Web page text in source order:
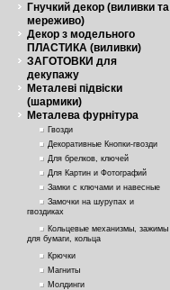
Гнучкий декор (виливки та
мереживо)
Декор з модельного
ПЛАСТИКА (виливки)
ЗАГОТОВКИ для
декупажу
Металеві підвіски
(шармики)
Металева фурнітура
Гвозди
Декоративные Кнопки-гвозди
Для брелков, ключей
Для Картин и Фотографий
Замки с ключами и навесные
Замочки на шурупах и
гвоздиках
Кольцевые механизмы, зажимы
для бумаги, кольца
Крючки
Магниты
Молдинги